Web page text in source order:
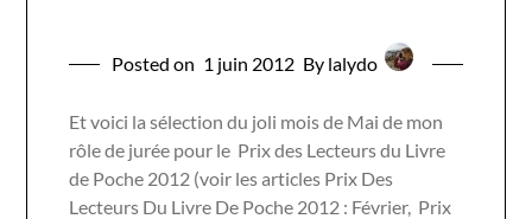
Posted on 1 juin 2012 By lalydo
Et voici la sélection du joli mois de Mai de mon
rôle de jurée pour le Prix des Lecteurs du Livre
de Poche 2012 (voir les articles Prix Des
Lecteurs Du Livre De Poche 2012 : Février, Prix